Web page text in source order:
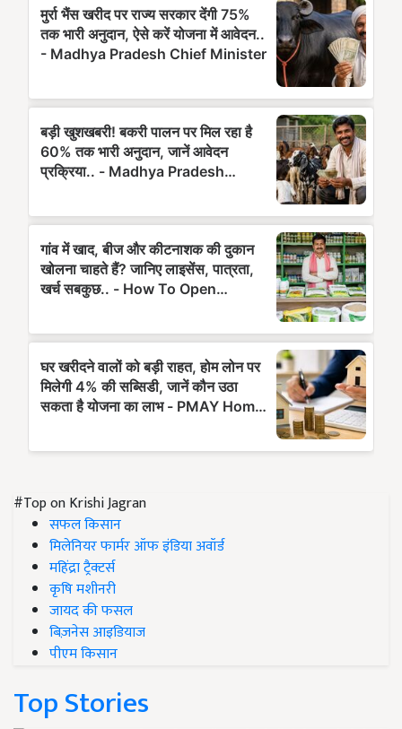
#Top on Krishi Jagran
सफल किसान
मिलेनियर फार्मर ऑफ इंडिया अवॉर्ड
महिंद्रा ट्रैक्टर्स
कृषि मशीनरी
जायद की फसल
बिज़नेस आइडियाज
पीएम किसान
Top Stories